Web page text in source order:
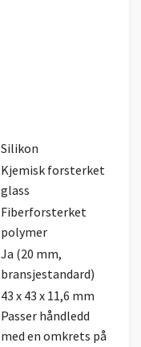
Silikon
Kjemisk forsterket
glass
Fiberforsterket
polymer
Ja (20 mm,
bransjestandard)
43 x 43 x 11,6 mm
Passer håndledd
med en omkrets på